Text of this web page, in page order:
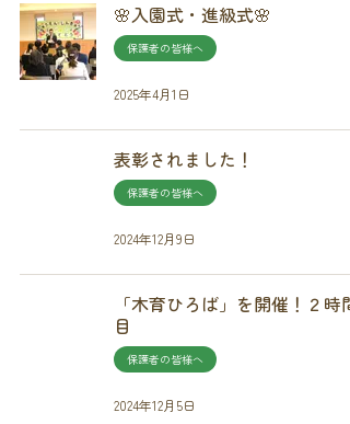
🌸入園式・進級式🌸
保護者の皆様へ
2025年4月1日
表彰されました！
保護者の皆様へ
2024年12月9日
「木育ひろば」を開催！２時間
目
保護者の皆様へ
2024年12月5日